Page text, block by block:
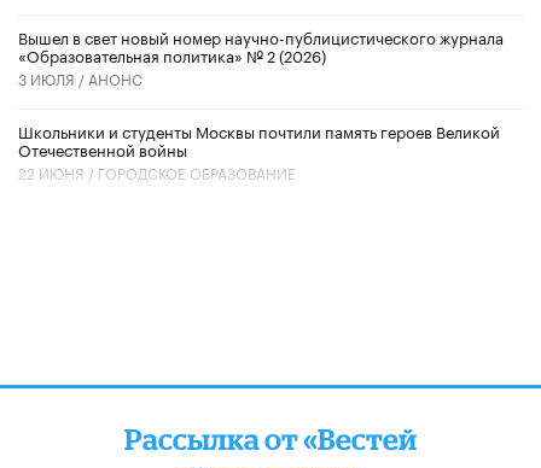
Вышел в свет новый номер научно-публицистического журнала
«Образовательная политика» № 2 (2026)
3 ИЮЛЯ / АНОНС
Школьники и студенты Москвы почтили память героев Великой
Отечественной войны
22 ИЮНЯ / ГОРОДСКОЕ ОБРАЗОВАНИЕ
Рассылка от «Вестей